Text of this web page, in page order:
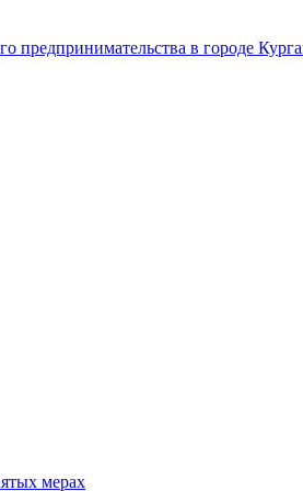
предпринимательства в городе
мерах